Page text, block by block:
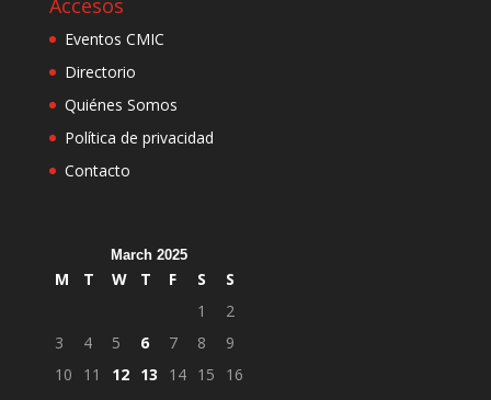
Accesos
Eventos CMIC
Directorio
Quiénes Somos
Política de privacidad
Contacto
March 2025
M T W T F S
S
1
2
3
4 5 6 7 8
9
10
11 12 13 14 15
16